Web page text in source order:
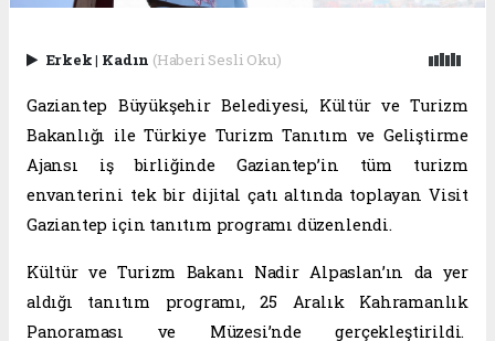
Erkek| Kadın (Haberi Sesli Oku)
Gaziantep Büyükşehir Belediyesi, Kültür ve Turizm
Bakanlığı ile Türkiye Turizm Tanıtım ve Geliştirme
Ajansı iş birliğinde Gaziantep’in tüm turizm
envanterini tek bir dijital çatı altında toplayan Visit
Gaziantep için tanıtım programı düzenlendi.
Kültür ve Turizm Bakanı Nadir Alpaslan’ın da yer
aldığı tanıtım programı, 25 Aralık Kahramanlık
Panoraması ve Müzesi’nde gerçekleştirildi.